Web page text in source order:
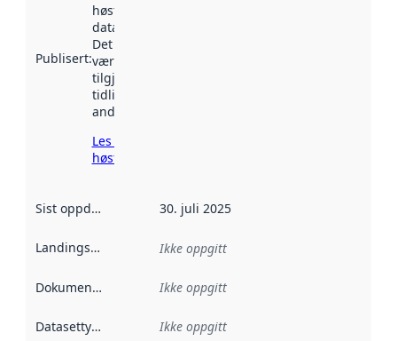
Publisert:
høstet av
data.norge.no.
Det kan ha
vært
tilgjengelig
tidligere
andre steder.
Les mer om
høsting her
Sist oppdatert 30. juli 2025
Landingsside Ikke oppgitt
Dokumentasjon Ikke oppgitt
Datasettype Ikke oppgitt